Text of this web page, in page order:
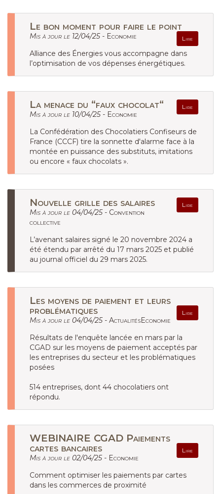
Le bon moment pour faire le point
Lire
Mis à jour le 12/04/25 - Economie
Alliance des Énergies vous accompagne dans
l’optimisation de vos dépenses énergétiques.
La menace du “faux chocolat“ Lire
Mis à jour le 10/04/25 - Economie
La Confédération des Chocolatiers Confiseurs de
France (CCCF) tire la sonnette d'alarme face à la
montée en puissance des substituts, imitations
ou encore « faux chocolats ».
Nouvelle grille des salaires Lire
Mis à jour le 04/04/25 - Convention
collective
L’avenant salaires signé le 20 novembre 2024 a
été étendu par arrêté du 17 mars 2025 et publié
au journal officiel du 29 mars 2025.
Les moyens de paiement et leurs
problématiques
Lire
Mis à jour le 04/04/25 - ActualitésEconomie
Résultats de l'enquête lancée en mars par la
CGAD sur les moyens de paiement acceptés par
les entreprises du secteur et les problématiques
posées
514 entreprises, dont 44 chocolatiers ont
répondu.
WEBINAIRE CGAD Paiements
cartes bancaires
Lire
Mis à jour le 02/04/25 - Economie
Comment optimiser les paiements par cartes
dans les commerces de proximité